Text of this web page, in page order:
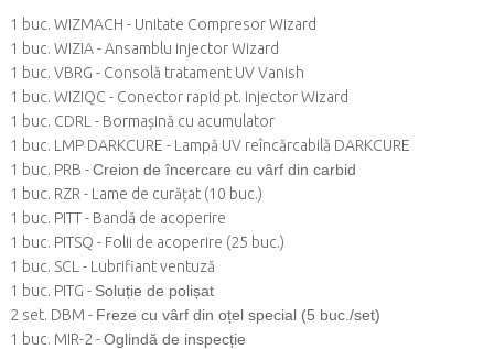
1 buc. WIZMACH - Unitate Compresor Wizard
1 buc. WIZIA - Ansamblu injector Wizard
1 buc. VBRG - Consolă tratament UV Vanish
1 buc. WIZIQC - Conector rapid pt. injector Wizard
1 buc. CDRL - Bormașină cu acumulator
1 buc. LMP DARKCURE - Lampă UV reîncărcabilă DARKCURE
1 buc. PRB -Creion de încercare cu vârf din carbid
1 buc. RZR - Lame de curățat (10 buc.)
1 buc. PITT - Bandă de acoperire
1 buc. PITSQ - Folii de acoperire (25 buc.)
1 buc. SCL - Lubrifiant ventuză
1 buc. PITG - Soluție de polișat
2 set. DBM - Freze cu vârf din oțel special (5 buc./set)
1 buc. MIR-2 -Oglindă de inspecție